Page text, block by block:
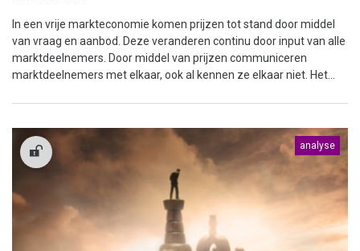
In een vrije markteconomie komen prijzen tot stand door middel
van vraag en aanbod. Deze veranderen continu door input van alle
marktdeelnemers. Door middel van prijzen communiceren
marktdeelnemers met elkaar, ook al kennen ze elkaar niet. Het...
analyse